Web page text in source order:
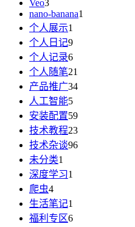
Veo3
nano-banana1
个人展示1
个人日记9
个人记录6
个人随笔21
产品推广34
人工智能5
安装配置59
技术教程23
技术杂谈96
未分类1
深度学习1
爬虫4
生活笔记1
福利专区6